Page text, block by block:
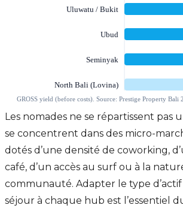
Les nomades ne se répartissent pas
se concentrent dans des micro-
dotés d’une densité de coworking,
café, d’un accès au surf ou à la
communauté. Adapter le type
séjour à chaque hub est l’essentiel